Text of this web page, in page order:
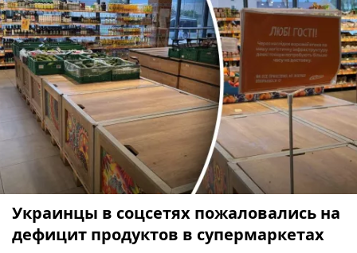
Украинцы в соцсетях пожаловались на
дефицит продуктов в супермаркетах